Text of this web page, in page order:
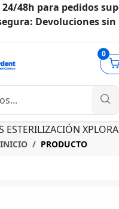
para pedidos
Devoluciones sin
0
ESTERILIZACIÓN XPLORA
INICIO PRODUCTO